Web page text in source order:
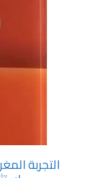
التجربة